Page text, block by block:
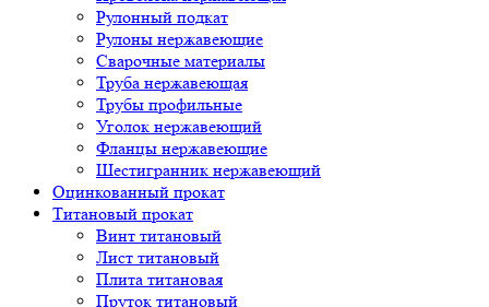
Рулонный подкат
Рулоны нержавеющие
Сварочные материалы
Труба нержавеющая
Трубы профильные
Уголок нержавеющий
Фланцы нержавеющие
Шестигранник нержавеющий
Оцинкованный прокат
Титановый прокат
Винт титановый
Лист титановый
Плита титановая
Пруток титановый